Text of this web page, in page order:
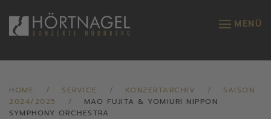
Zum Hauptinhalt springen MENÜ
HOME SERVICE KONZERTARCHIV
SAISON
2024/2025
MAO FUJITA & YOMIURI NIPPON
SYMPHONY ORCHESTRA